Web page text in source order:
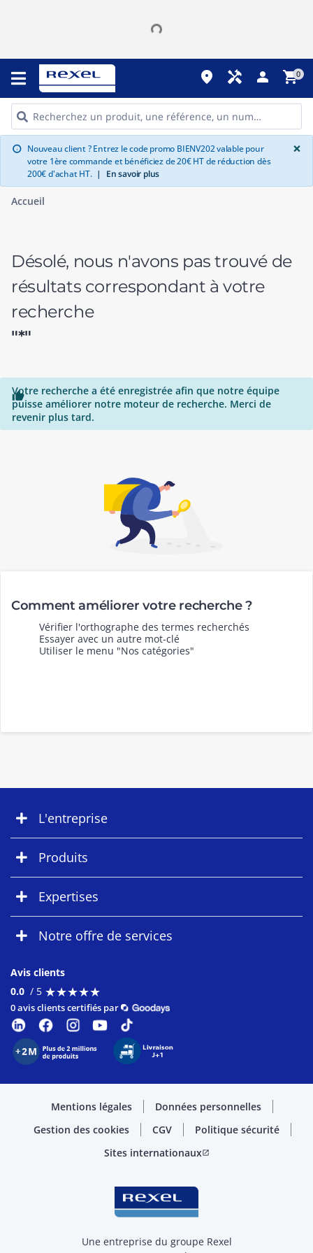
place handyman person shopping_cart0
info Nouveau client ? Entrez le code promo BIENV202 valable pour
votre 1ère commande et bénéficiez de 20€ HT de réduction dès
200€ d'achat HT. | En savoir plus
×
Accueil
Désolé, nous n'avons pas trouvé de
résultats correspondant à votre
recherche
"*"

Votre recherche a été enregistrée afin que notre équipe
puisse améliorer notre moteur de recherche. Merci de
revenir plus tard.
Comment améliorer votre recherche ?
Vérifier l'orthographe des termes recherchés
Essayer avec un autre mot-clé
Utiliser le menu "Nos catégories"
L'entreprise
Produits
Expertises
Notre offre de services
Avis clients
0.0 / 5 ★★★★★
★★★★★
0 avis clients certifiés par
Mentions légales
Données personnelles
Gestion des cookies
CGV
Politique sécurité
Sites internationauxopen_in_new
Une entreprise du groupe Rexel